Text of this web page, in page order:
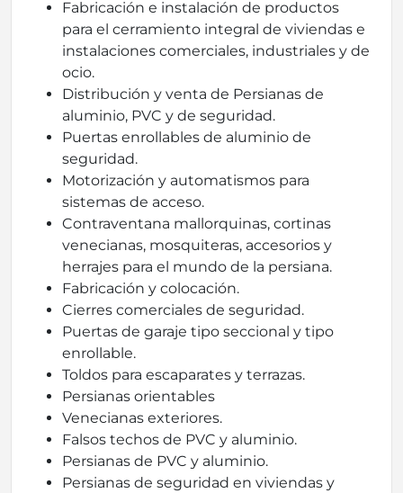
Fabricación e instalación de productos
para el cerramiento integral de viviendas e
instalaciones comerciales, industriales y de
ocio.
Distribución y venta de Persianas de
aluminio, PVC y de seguridad.
Puertas enrollables de aluminio de
seguridad.
Motorización y automatismos para
sistemas de acceso.
Contraventana mallorquinas, cortinas
venecianas, mosquiteras, accesorios y
herrajes para el mundo de la persiana.
Fabricación y colocación.
Cierres comerciales de seguridad.
Puertas de garaje tipo seccional y tipo
enrollable.
Toldos para escaparates y terrazas.
Persianas orientables
Venecianas exteriores.
Falsos techos de PVC y aluminio.
Persianas de PVC y aluminio.
Persianas de seguridad en viviendas y